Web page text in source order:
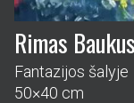
Rimas Baukus
Fantazijos šalyje
50×40 cm